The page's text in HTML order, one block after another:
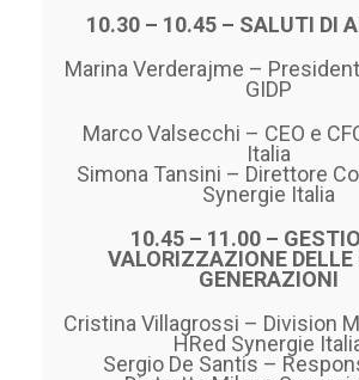
10.30 – 10.45 – SALUTI DI
Marina Verderajme –
GIDP
Marco Valsecchi – CEO e
Italia
Simona Tansini – Direttore
Synergie Italia
10.45 – 11.00 –
VALORIZZAZIONE DELLE
GENERAZIONI
Cristina Villagrossi – Division
HRed Synergie
Sergio De Santis –